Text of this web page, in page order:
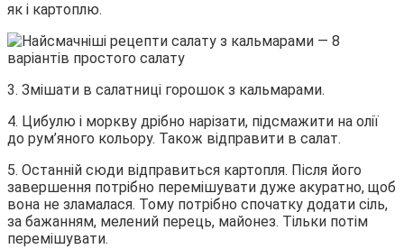
як і картоплю.
3. Змішати в салатниці горошок з кальмарами.
4. Цибулю і моркву дрібно нарізати, підсмажити на олії
до рум’яного кольору. Також відправити в салат.
5. Останній сюди відправиться картопля. Після його
завершення потрібно перемішувати дуже акуратно, щоб
вона не зламалася. Тому потрібно спочатку додати сіль,
за бажанням, мелений перець, майонез. Тільки потім
перемішувати.